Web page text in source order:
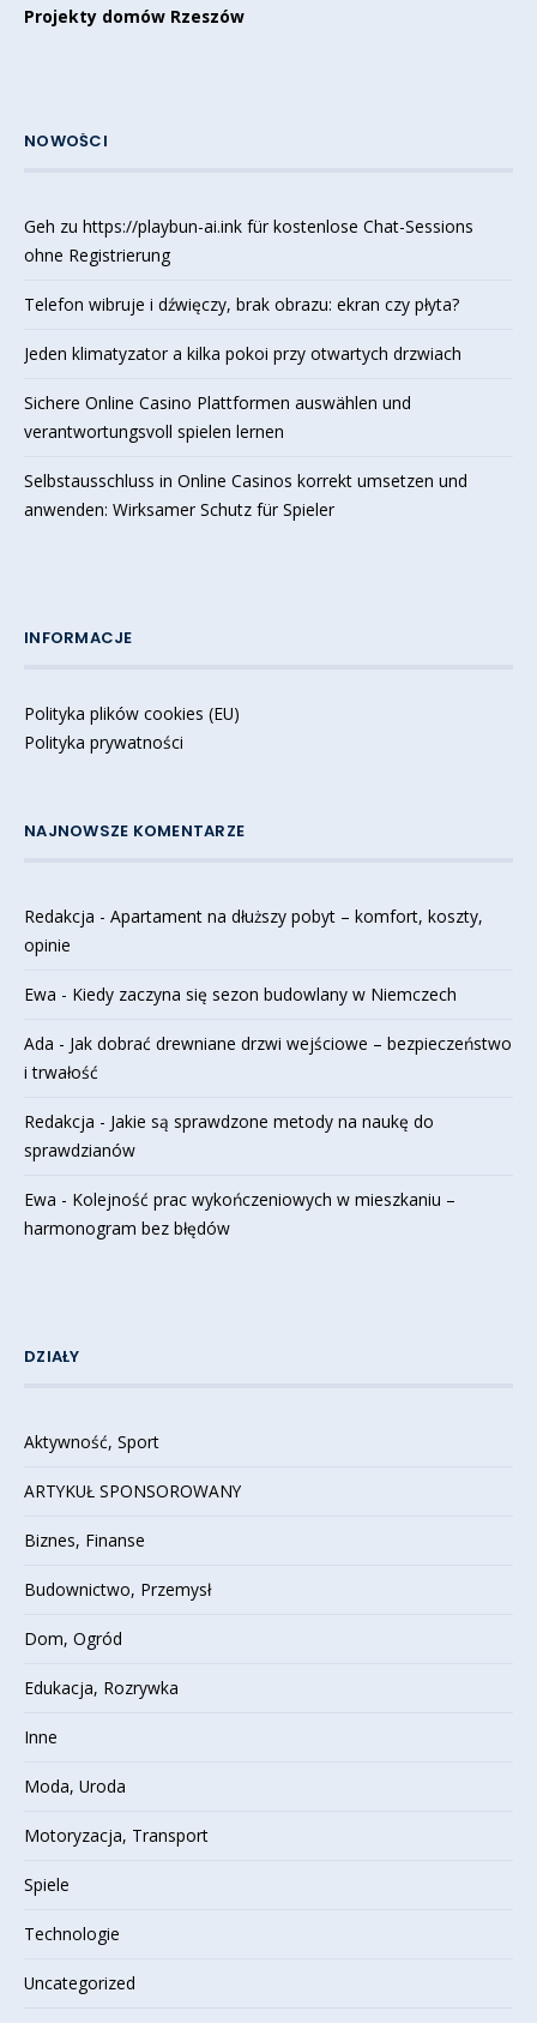
Projekty domów Rzeszów
NOWOŚCI
Geh zu https://playbun-ai.ink für kostenlose Chat-Sessions
ohne Registrierung
Telefon wibruje i dźwięczy, brak obrazu: ekran czy płyta?
Jeden klimatyzator a kilka pokoi przy otwartych drzwiach
Sichere Online Casino Plattformen auswählen und
verantwortungsvoll spielen lernen
Selbstausschluss in Online Casinos korrekt umsetzen und
anwenden: Wirksamer Schutz für Spieler
INFORMACJE
Polityka plików cookies (EU)
Polityka prywatności
NAJNOWSZE KOMENTARZE
Redakcja - Apartament na dłuższy pobyt – komfort, koszty,
opinie
Ewa - Kiedy zaczyna się sezon budowlany w Niemczech
Ada - Jak dobrać drewniane drzwi wejściowe – bezpieczeństwo
i trwałość
Redakcja - Jakie są sprawdzone metody na naukę do
sprawdzianów
Ewa - Kolejność prac wykończeniowych w mieszkaniu –
harmonogram bez błędów
DZIAŁY
Aktywność, Sport
ARTYKUŁ SPONSOROWANY
Biznes, Finanse
Budownictwo, Przemysł
Dom, Ogród
Edukacja, Rozrywka
Inne
Moda, Uroda
Motoryzacja, Transport
Spiele
Technologie
Uncategorized